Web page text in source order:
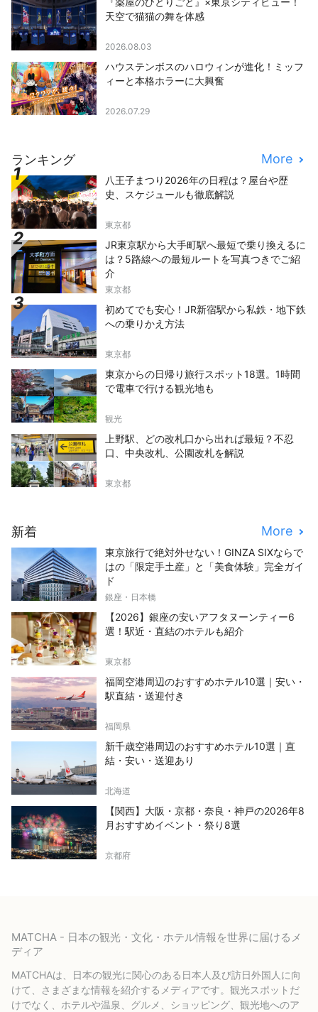
天空で猫猫の舞を体感
2026.08.03
ハウステンボスのハロウィンが進化！ミッフ
ィーと本格ホラーに大興奮
2026.07.29
ランキング More
八王子まつり2026年の日程は？屋台や歴
史、スケジュールも徹底解説
東京都
JR東京駅から大手町駅へ最短で乗り換えるに
は？5路線への最短ルートを写真つきでご紹
介
東京都
初めてでも安心！JR新宿駅から私鉄・地下鉄
への乗りかえ方法
東京都
東京からの日帰り旅行スポット18選。1時間
で電車で行ける観光地も
観光
上野駅、どの改札口から出れば最短？不忍
口、中央改札、公園改札を解説
東京都
新着 More
東京旅行で絶対外せない！GINZA SIXならで
はの「限定手土産」と「美食体験」完全ガイ
ド
銀座・日本橋
【2026】銀座の安いアフタヌーンティー6
選！駅近・直結のホテルも紹介
東京都
福岡空港周辺のおすすめホテル10選｜安い・
駅直結・送迎付き
福岡県
新千歳空港周辺のおすすめホテル10選｜直
結・安い・送迎あり
北海道
【関西】大阪・京都・奈良・神戸の2026年8
月おすすめイベント・祭り8選
京都府
MATCHA - 日本の観光・文化・ホテル情報を世界に届けるメ
ディア
MATCHAは、日本の観光に関心のある日本人及び訪日外国人に向
けて、さまざまな情報を紹介するメディアです。観光スポットだ
けでなく、ホテルや温泉、グルメ、ショッピング、観光地へのア